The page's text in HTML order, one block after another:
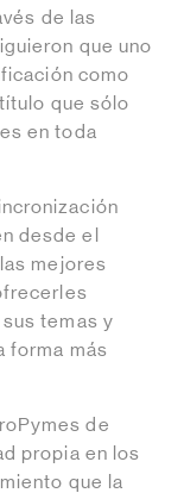
de las
que uno
como
que sólo
en toda
desde el
mejores
temas y
forma más
de
propia en los
que la